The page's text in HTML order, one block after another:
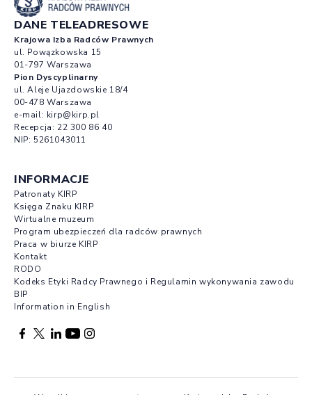
DANE TELEADRESOWE
Krajowa Izba Radców Prawnych
ul. Powązkowska 15
01-797 Warszawa
Pion Dyscyplinarny
ul. Aleje Ujazdowskie 18/4
00-478 Warszawa
e-mail: kirp@kirp.pl
Recepcja: 22 300 86 40
NIP: 5261043011
INFORMACJE
Patronaty KIRP
Księga Znaku KIRP
Wirtualne muzeum
Program ubezpieczeń dla radców prawnych
Praca w biurze KIRP
Kontakt
RODO
Kodeks Etyki Radcy Prawnego i Regulamin wykonywania zawodu
BIP
Information in English
Facebook otwierany w nowej karcie
Profil X otwierany w nowej karcie
Profil LinkedIn otwierany w nowej karcie
Profil YouTube otwierany w nowej karcie
Profil Instagram otwierany w nowej karcie